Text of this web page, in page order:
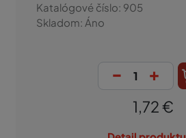
Katalógové číslo: 905
Skladom: Áno
- +
1,72 €